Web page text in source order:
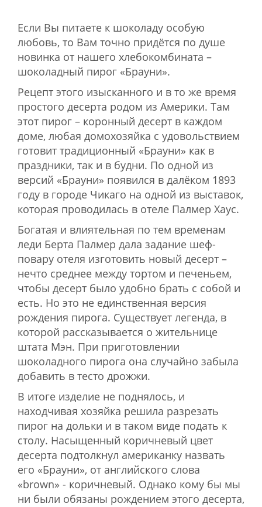
Если Вы питаете к шоколаду особую
любовь, то Вам точно придётся по душе
новинка от нашего хлебокомбината –
шоколадный пирог «Брауни».
Рецепт этого изысканного и в то же время
простого десерта родом из Америки. Там
этот пирог – коронный десерт в каждом
доме, любая домохозяйка с удовольствием
готовит традиционный «Брауни» как в
праздники, так и в будни. По одной из
версий «Брауни» появился в далёком 1893
году в городе Чикаго на одной из выставок,
которая проводилась в отеле Палмер Хаус.
Богатая и влиятельная по тем временам
леди Берта Палмер дала задание шеф-
повару отеля изготовить новый десерт –
нечто среднее между тортом и печеньем,
чтобы десерт было удобно брать с собой и
есть. Но это не единственная версия
рождения пирога. Существует легенда, в
которой рассказывается о жительнице
штата Мэн. При приготовлении
шоколадного пирога она случайно забыла
добавить в тесто дрожжи.
В итоге изделие не поднялось, и
находчивая хозяйка решила разрезать
пирог на дольки и в таком виде подать к
столу. Насыщенный коричневый цвет
десерта подтолкнул американку назвать
его «Брауни», от английского слова
«brown» - коричневый. Однако кому бы мы
ни были обязаны рождением этого десерта,